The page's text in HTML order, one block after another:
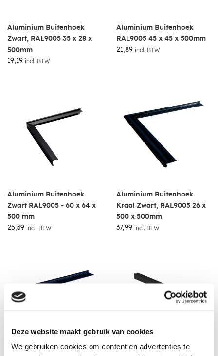
Deze website maakt gebruik van cookies
We gebruiken cookies om content en advertenties te
Aluminium Buitenhoek
Zwart, RAL9005 35 x 28 x
500mm
19,19 incl. BTW
Aluminium Buitenhoek
RAL9005 45 x 45 x 500mm
21,89 incl. BTW
Aluminium Buitenhoek
Zwart RAL9005 - 60 x 64 x
500 mm
25,39 incl. BTW
Aluminium Buitenhoek
Kraal Zwart, RAL9005 26 x
500 x 500mm
37,99 incl. BTW